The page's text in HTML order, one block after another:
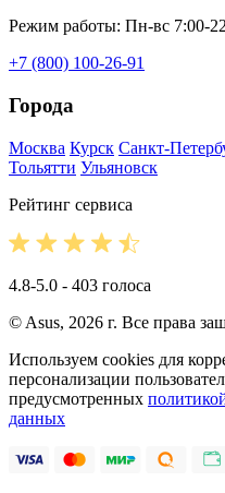
Режим работы: Пн-вс 7:00-
+7 (800) 100-26-91
Города
Москва Курск Санкт-
Тольятти Ульяновск
Рейтинг сервиса
4.8-5.0 - 403 голоса
© Asus, 2026 г. Все права
Используем cookies для
персонализации
предусмотренных
данных